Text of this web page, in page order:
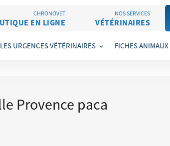
CHRONOVET
EN LIGNE
NOS SERVICES
VÉTÉRINAIRES
LES URGENCES VÉTÉRINAIRES FICHES ANIMAUX
Provence paca